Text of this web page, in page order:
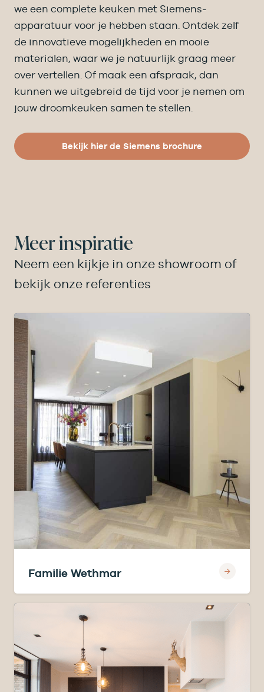
we een complete keuken met Siemens-
apparatuur voor je hebben staan. Ontdek zelf
de innovatieve mogelijkheden en mooie
materialen, waar we je natuurlijk graag meer
over vertellen. Of maak een afspraak, dan
kunnen we uitgebreid de tijd voor je nemen om
jouw droomkeuken samen te stellen.
Bekijk hier de Siemens brochure
Meer inspiratie
Neem een kijkje in onze showroom of
bekijk onze referenties
Familie Wethmar